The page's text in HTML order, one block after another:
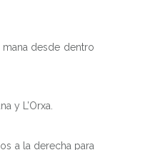
desde dentro
y L’Orxa.
a la derecha para